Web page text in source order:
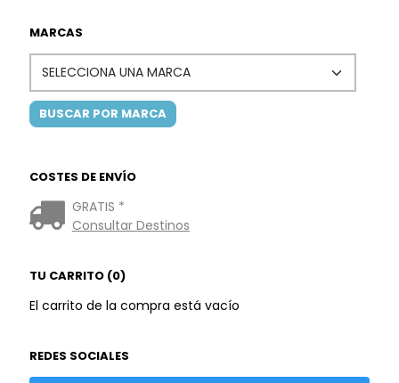
MARCAS
COSTES DE ENVÍO
GRATIS *
Consultar Destinos
TU CARRITO (0)
El carrito de la compra está vacío
REDES SOCIALES